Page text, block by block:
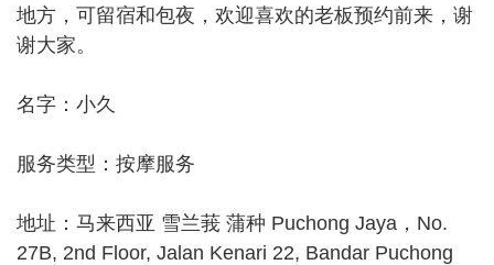
地方，可留宿和包夜，欢迎喜欢的老板预约前来，谢
谢大家。
名字：小久
服务类型：按摩服务
地址：马来西亚 雪兰莪 蒲种 Puchong Jaya，No.
27B, 2nd Floor, Jalan Kenari 22, Bandar Puchong